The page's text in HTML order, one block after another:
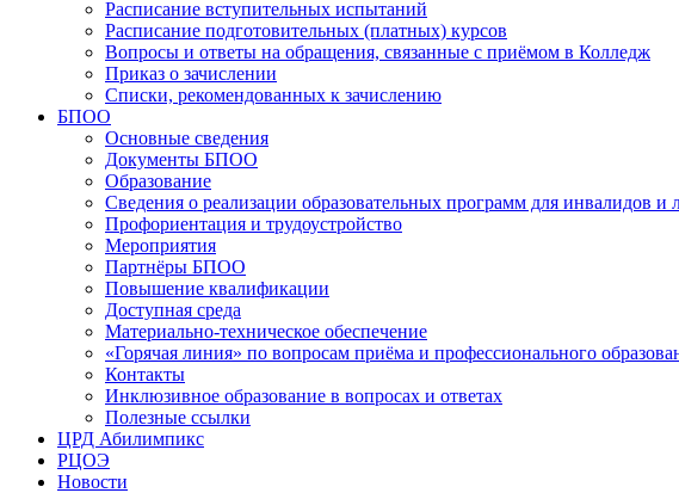
Расписание вступительных испытаний
Расписание подготовительных (платных) курсов
Вопросы и ответы на обращения, связанные с приёмом в Колледж
Приказ о зачислении
Списки, рекомендованных к зачислению
БПОО
Основные сведения
Документы БПОО
Образование
Сведения о реализации образовательных программ для инвалидов
Профориентация и трудоустройство
Мероприятия
Партнёры БПОО
Повышение квалификации
Доступная среда
Материально-техническое обеспечение
«Горячая линия» по вопросам приёма и профессионального
Контакты
Инклюзивное образование в вопросах и ответах
Полезные ссылки
ЦРД Абилимпикс
РЦОЭ
Новости